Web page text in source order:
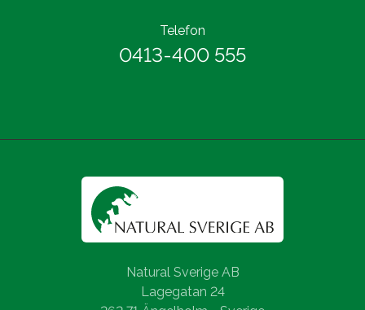
Telefon
0413-400 555
Natural Sverige AB
Lagegatan 24